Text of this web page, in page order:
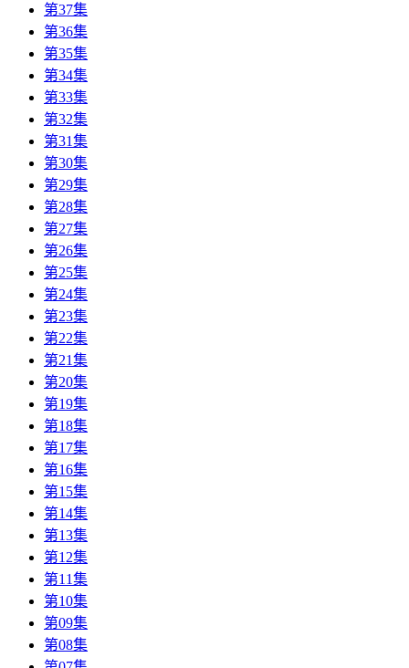
第37集
第36集
第35集
第34集
第33集
第32集
第31集
第30集
第29集
第28集
第27集
第26集
第25集
第24集
第23集
第22集
第21集
第20集
第19集
第18集
第17集
第16集
第15集
第14集
第13集
第12集
第11集
第10集
第09集
第08集